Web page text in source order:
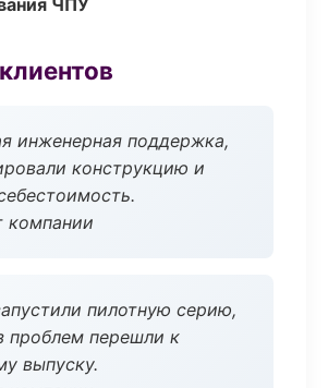
ЧПУ
инженерная поддержка,
конструкцию и
компании
пилотную серию,
проблем перешли к
выпуску.